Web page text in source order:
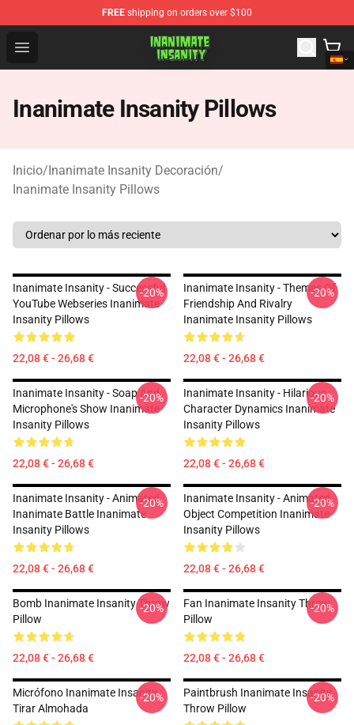
FREE shipping on orders over $100
Open menu
Inanimate Insanity Store - Official Inanimate Insanity
Inanimate Insanity Pillows
Inicio/Inanimate Insanity Decoración/
Inanimate Insanity Pillows
Inanimate Insanity - Successful
YouTube Webseries Inanimate
Insanity Pillows
22,08 € - 26,68 €
-20%
Inanimate Insanity - Themes Of
Friendship And Rivalry
Inanimate Insanity Pillows
22,08 € - 26,68 €
-20%
Inanimate Insanity - Soap And
Microphone's Show Inanimate
Insanity Pillows
22,08 € - 26,68 €
-20%
Inanimate Insanity - Hilarious
Character Dynamics Inanimate
Insanity Pillows
22,08 € - 26,68 €
-20%
Inanimate Insanity - Animated
Inanimate Battle Inanimate
Insanity Pillows
22,08 € - 26,68 €
-20%
Inanimate Insanity - Animated
Object Competition Inanimate
Insanity Pillows
22,08 € - 26,68 €
-20%
Bomb Inanimate Insanity Throw
Pillow
22,08 € - 26,68 €
-20%
Fan Inanimate Insanity Throw
Pillow
22,08 € - 26,68 €
-20%
Micrófono Inanimate Insanity
Tirar Almohada
-20%
Paintbrush Inanimate Insanity
Throw Pillow
-20%